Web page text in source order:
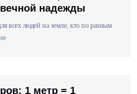
надежды
всех людей на земле, кто по разным
1 метр = 1